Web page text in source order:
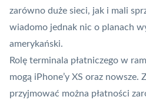
zarówno duże sieci, jak i mali
wiadomo jednak nic o planach
amerykański.
Rolę terminala płatniczego w
mogą iPhone’y XS oraz
przyjmować można płatności